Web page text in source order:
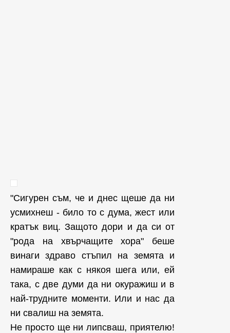
"Сигурен съм, че и днес щеше да ни
усмихнеш - било то с дума, жест или
кратък виц. Защото дори и да си от
"рода на хвърчащите хора" беше
винаги здраво стъпил на земята и
намираше как с някоя шега или, ей
така, с две думи да ни окуражиш и в
най-трудните моменти. Или и нас да
ни свалиш на земята.
Не просто ще ни липсваш, приятелю!